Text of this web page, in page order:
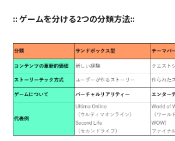
::ゲームを分ける2つの分類方法::